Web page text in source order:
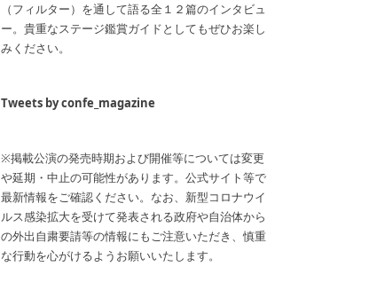
（フィルター）を通して語る全１２篇のインタビュ
ー。貴重なステージ鑑賞ガイドとしてもぜひお楽し
みください。
Tweets by confe_magazine
※掲載公演の発売時期および開催等については変更
や延期・中止の可能性があります。公式サイト等で
最新情報をご確認ください。なお、新型コロナウイ
ルス感染拡大を受けて発表される政府や自治体から
の外出自粛要請等の情報にもご注意いただき、慎重
な行動を心がけるようお願いいたします。